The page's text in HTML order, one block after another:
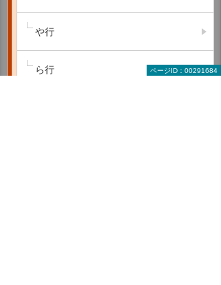
ページID：00291684
や行
ら行